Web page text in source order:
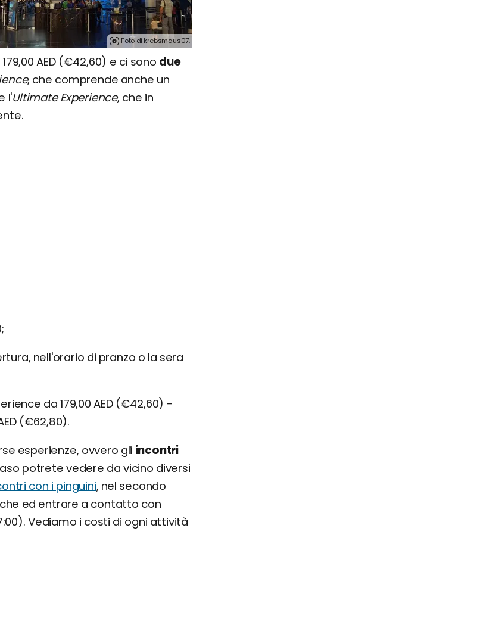
Foto di krebsmaus07.
AED (€42,60) e ci sono due
, che comprende anche un
l'Ultimate Experience, che in
nell'orario di pranzo o la sera
da 179,00 AED (€42,60) -
(€62,80).
esperienze, ovvero gli incontri
potrete vedere da vicino diversi
con i pinguini, nel secondo
ed entrare a contatto con
Vediamo i costi di ogni attività